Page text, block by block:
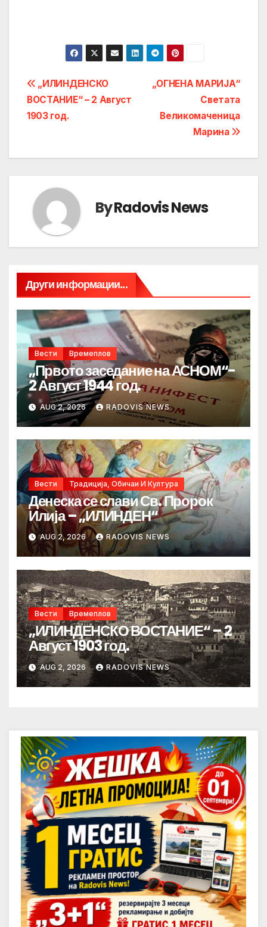
Post
navigation
„ОГНЕНА МАРИЈА“
Светата
Великомаченица
Марина
„ИЛИНДЕНСКО
ВОСТАНИЕ“ – 2 Август
1903 год.
ByRadovis News
Други информации...
Вести Времеплов
„Првото заседание на АСНОМ“-
2 Август 1944 год.
AUG 2, 2026 RADOVIS NEWS
Вести Традиција, Обичаи И Култура
Денеска се слави Св. Пророк
Илија – „ИЛИНДЕН“
AUG 2, 2026 RADOVIS NEWS
Вести Времеплов
„ИЛИНДЕНСКО ВОСТАНИЕ“ – 2
Август 1903 год.
AUG 2, 2026 RADOVIS NEWS